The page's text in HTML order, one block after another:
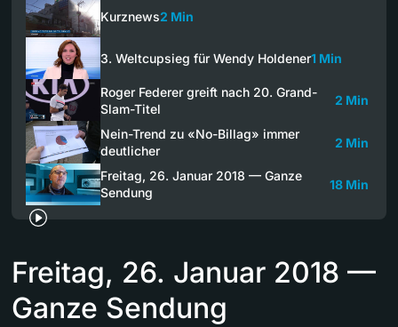
Kurznews2 Min
3. Weltcupsieg für Wendy Holdener1 Min
Roger Federer greift nach 20. Grand-
Slam-Titel
2 Min
Nein-Trend zu «No-Billag» immer
deutlicher
2 Min
Freitag, 26. Januar 2018 — Ganze
Sendung
18 Min
Freitag, 26. Januar 2018 —
Ganze Sendung